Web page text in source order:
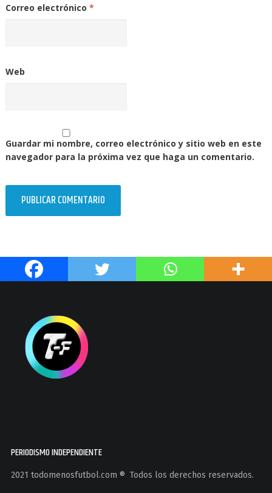
Correo electrónico *
Web
Guardar mi nombre, correo electrónico y sitio web en este
navegador para la próxima vez que haga un comentario.
PERIODISMO INDEPENDIENTE
2021 todomenosfutbol.com ®️ Todos los derechos reservados.